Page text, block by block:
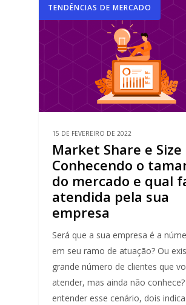
TENDÊNCIAS DE MERCADO
15 DE FEVEREIRO DE 2022
Market Share e Size
Conhecendo o
do mercado e qual
atendida pela sua
empresa
Será que a sua empresa é a
em seu ramo de atuação? Ou
grande número de clientes que
atender, mas ainda não
entender esse cenário, dois